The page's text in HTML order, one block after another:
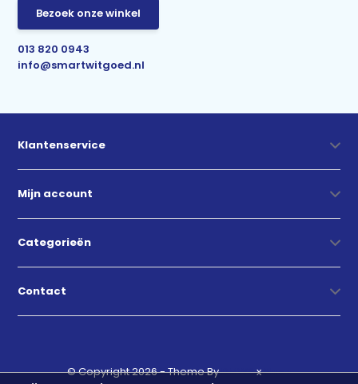
Bezoek onze winkel
013 820 0943
info@smartwitgoed.nl
Klantenservice
Mijn account
Categorieën
Contact
© Copyright 2026 - Theme ByDMWSxPlus+